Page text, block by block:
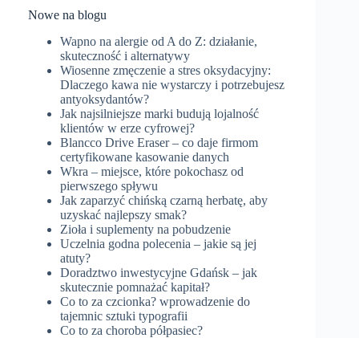
Nowe na blogu
Wapno na alergie od A do Z: działanie,
skuteczność i alternatywy
Wiosenne zmęczenie a stres oksydacyjny:
Dlaczego kawa nie wystarczy i potrzebujesz
antyoksydantów?
Jak najsilniejsze marki budują lojalność
klientów w erze cyfrowej?
Blancco Drive Eraser – co daje firmom
certyfikowane kasowanie danych
Wkra – miejsce, które pokochasz od
pierwszego spływu
Jak zaparzyć chińską czarną herbatę, aby
uzyskać najlepszy smak?
Zioła i suplementy na pobudzenie
Uczelnia godna polecenia – jakie są jej
atuty?
Doradztwo inwestycyjne Gdańsk – jak
skutecznie pomnażać kapitał?
Co to za czcionka? wprowadzenie do
tajemnic sztuki typografii
Co to za choroba półpasiec?